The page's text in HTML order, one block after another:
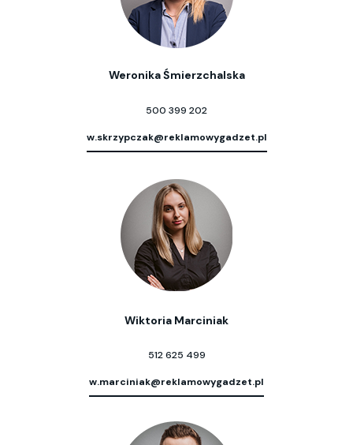
Weronika Śmierzchalska
500 399 202
w.skrzypczak@reklamowygadzet.pl
Wiktoria Marciniak
512 625 499
w.marciniak@reklamowygadzet.pl